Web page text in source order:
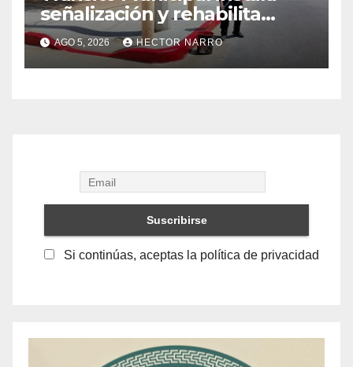
señalización y rehabilita
cruces peatonales en Los
Cabos
AGO 5, 2026 HECTOR NARRO
Si continúas, aceptas la política de privacidad